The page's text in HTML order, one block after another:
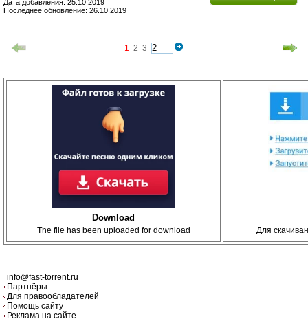
Дата добавления: 25.10.2019
Последнее обновление: 26.10.2019
1 2 3
Download
The file has been uploaded for download Для
info@fast-torrent.ru
Партнёры
Для правообладателей
Помощь сайту
Реклама на сайте